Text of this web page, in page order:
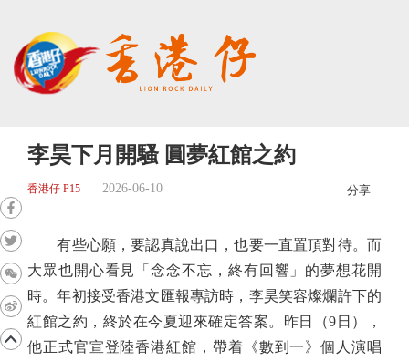
李昊下月開騷 圓夢紅館之約
香港仔 P15 2026-06-10 分享
有些心願，要認真說出口，也要一直置頂對待。而
大眾也開心看見「念念不忘，終有回響」的夢想花開
時。年初接受香港文匯報專訪時，李昊笑容燦爛許下的
紅館之約，終於在今夏迎來確定答案。昨日（9日），
他正式官宣登陸香港紅館，帶着《數到一》個人演唱